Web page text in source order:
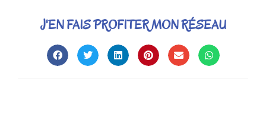
J'EN FAIS PROFITER MON RÉSEAU